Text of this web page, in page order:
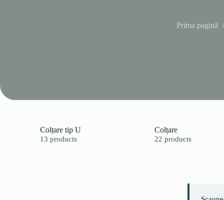
Prima pagină
Colțare tip U
13 products
Colțare
22 products